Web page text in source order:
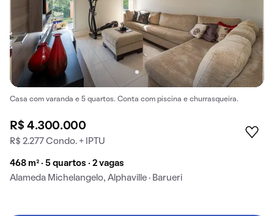
Casa com varanda e 5 quartos. Conta com piscina e churrasqueira.
R$ 4.300.000
R$ 2.277 Condo. + IPTU
468 m² · 5 quartos · 2 vagas
Alameda Michelangelo, Alphaville · Barueri